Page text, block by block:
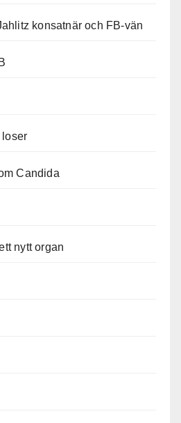
konsatnär och FB-vän
loser
Candida
nytt organ